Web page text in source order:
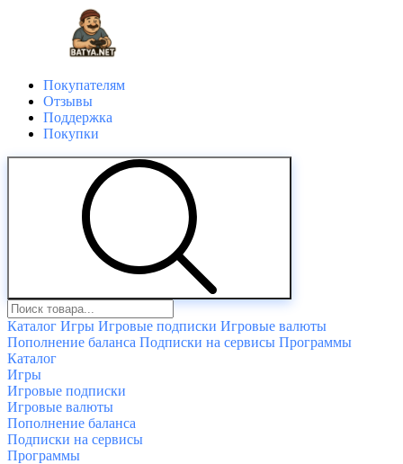
Покупателям
Отзывы
Поддержка
Покупки
Каталог Игры Игровые подписки Игровые валюты
Пополнение баланса Подписки на сервисы Программы
Каталог
Игры
Игровые подписки
Игровые валюты
Пополнение баланса
Подписки на сервисы
Программы